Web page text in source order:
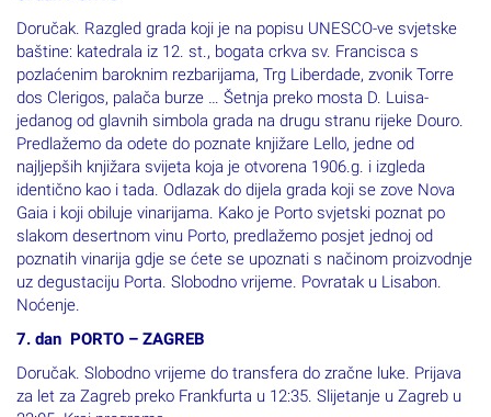
baštine: katedrala iz 12. st., bogata crkva sv. Francisca s
pozlaćenim baroknim rezbarijama, Trg Liberdade, zvonik Torre
dos Clerigos, palača burze … Šetnja preko mosta D. Luisa-
jedanog od glavnih simbola grada na drugu stranu rijeke Douro.
Predlažemo da odete do poznate knjižare Lello, jedne od
najljepših knjižara svijeta koja je otvorena 1906.g. i izgleda
identično kao i tada. Odlazak do dijela grada koji se zove Nova
Gaia i koji obiluje vinarijama. Kako je Porto svjetski poznat po
slakom desertnom vinu Porto, predlažemo posjet jednoj od
poznatih vinarija gdje se ćete se upoznati s načinom proizvodnje
uz degustaciju Porta. Slobodno vrijeme. Povratak u Lisabon.
Noćenje.
7. dan PORTO – ZAGREB
za let za Zagreb preko Frankfurta u 12:35. Slijetanje u Zagreb u
22:05. Kraj programa.